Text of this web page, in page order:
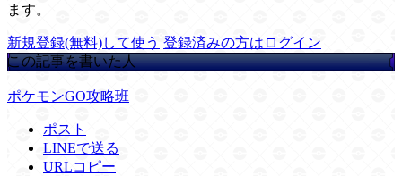
ます。
新規登録(無料)して使う 登録済みの方はログイン
この記事を書いた人
ポケモンGO攻略班
ポスト
LINEで送る
URLコピー